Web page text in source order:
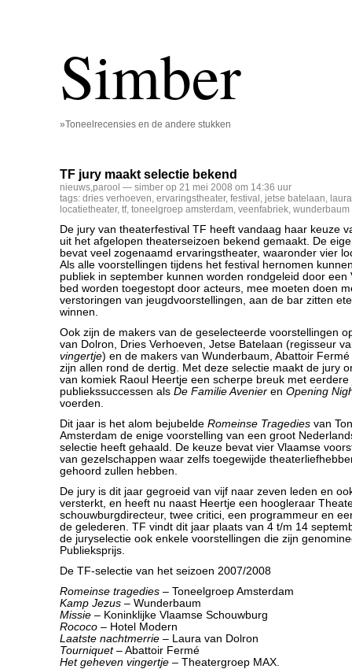
Simber
»Toneelrecensies en de andere stukken
TF jury maakt selectie bekend
nieuws,parool — simber op 21 mei 2008 om 14:36 uur
tags: dries verhoeven, ervaringstheater, festival , jetse batelaan,
locatietheater, tf, toneelgroep amsterdam, veenfabriek, wunderbaum
De jury van theaterfestival TF heeft vandaag haar keuze
uit het afgelopen theaterseizoen bekend gemaakt. De
bevat veel zogenaamd ervaringstheater, waaronder vier
Als alle voorstellingen tijdens het festival hernomen
publiek in september kunnen worden rondgeleid door een
bed worden toegestopt door acteurs, mee moeten doen
verstoringen van jeugdvoorstellingen, aan de bar zitten
winnen.
Ook zijn de makers van de geselecteerde voorstellingen
van Dolron, Dries Verhoeven, Jetse Batelaan (regisseur
vingertje) en de makers van Wunderbaum, Abattoir
zijn allen rond de dertig. Met deze selectie maakt de jury
van komiek Raoul Heertje een scherpe breuk met eerdere
publiekssuccessen als De Familie Avenier en Opening
voerden.
Dit jaar is het alom bejubelde Romeinse Tragedies van
Amsterdam de enige voorstelling van een groot
selectie heeft gehaald. De keuze bevat vier Vlaamse
van gezelschappen waar zelfs toegewijde
gehoord zullen hebben.
De jury is dit jaar gegroeid van vijf naar zeven leden en
versterkt, en heeft nu naast Heertje een hoogleraar
schouwburgdirecteur, twee critici, een programmeur en
de gelederen. TF vindt dit jaar plaats van 4 t/m 14
de juryselectie ook enkele voorstellingen die zijn
Publieksprijs.
De TF-selectie van het seizoen 2007/2008
Romeinse tragedies – Toneelgroep Amsterdam
Kamp Jezus – Wunderbaum
Missie – Koninklijke Vlaamse Schouwburg
Rococo – Hotel Modern
Laatste nachtmerrie – Laura van Dolron
Tourniquet– Abattoir Fermé
Het geheven vingertje – Theatergroep MAX.